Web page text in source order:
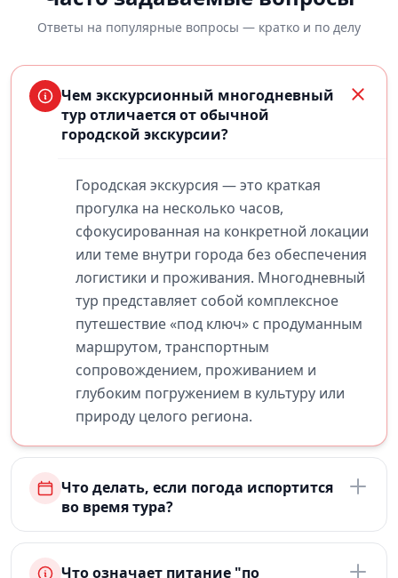
Ответы на популярные вопросы — кратко и по делу
Чем экскурсионный многодневный
тур отличается от обычной
городской экскурсии?
Городская экскурсия — это краткая
прогулка на несколько часов,
сфокусированная на конкретной локации
или теме внутри города без обеспечения
логистики и проживания. Многодневный
тур представляет собой комплексное
путешествие «под ключ» с продуманным
маршрутом, транспортным
сопровождением, проживанием и
глубоким погружением в культуру или
природу целого региона.
Что делать, если погода испортится
во время тура?
Что означает питание "по